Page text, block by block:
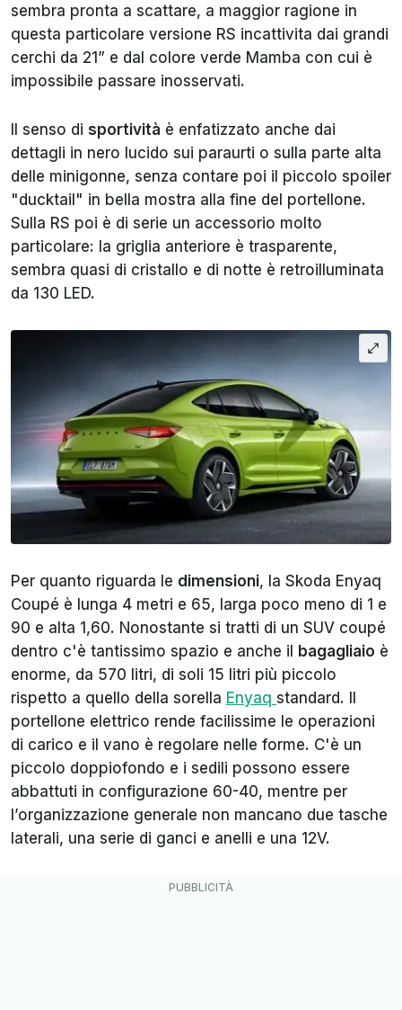
sembra pronta a scattare, a maggior ragione in
questa particolare versione RS incattivita dai grandi
cerchi da 21” e dal colore verde Mamba con cui è
impossibile passare inosservati.
Il senso di sportività è enfatizzato anche dai
dettagli in nero lucido sui paraurti o sulla parte alta
delle minigonne, senza contare poi il piccolo spoiler
"ducktail" in bella mostra alla fine del portellone.
Sulla RS poi è di serie un accessorio molto
particolare: la griglia anteriore è trasparente,
sembra quasi di cristallo e di notte è retroilluminata
da 130 LED.
Per quanto riguarda le dimensioni, la Skoda Enyaq
Coupé è lunga 4 metri e 65, larga poco meno di 1 e
90 e alta 1,60. Nonostante si tratti di un SUV coupé
dentro c'è tantissimo spazio e anche il
bagagliaio è
enorme, da 570 litri, di soli 15 litri più piccolo
rispetto a quello della sorella Enyaq standard. Il
portellone elettrico rende facilissime le operazioni
di carico e il vano è regolare nelle forme. C'è un
piccolo doppiofondo e i sedili possono essere
abbattuti in configurazione 60-40, mentre per
l’organizzazione generale non mancano due tasche
laterali, una serie di ganci e anelli e una 12V.